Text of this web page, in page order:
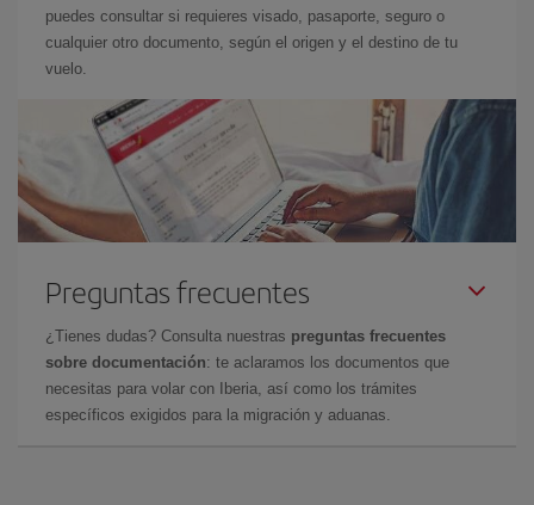
puedes consultar si requieres visado, pasaporte, seguro o
cualquier otro documento, según el origen y el destino de tu
vuelo.
Preguntas frecuentes
¿Tienes dudas? Consulta nuestras preguntas frecuentes
sobre documentación: te aclaramos los documentos que
necesitas para volar con Iberia, así como los trámites
específicos exigidos para la migración y aduanas.